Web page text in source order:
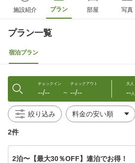
施設紹介 プラン 部屋 写真
プラン一覧
宿泊プラン
チェックイン
--/-- 〜
チェックアウト
--/--
大人
--人
絞り込み
2件
2泊〜【最大30％OFF】連泊でお得！